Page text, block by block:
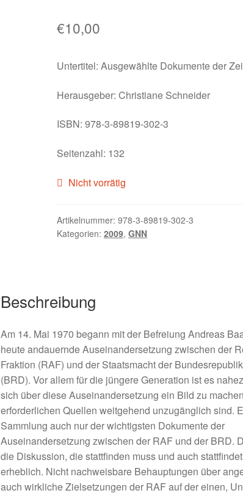
€10,00
Untertitel:Ausgewählte Dokumente der
Herausgeber: Christiane Schneider
ISBN: 978-3-89819-302-3
Seitenzahl: 132
Nicht vorrätig
Artikelnummer:978-3-89819-302-3
Kategorien:2009,GNN
Beschreibung
Am 14. Mai 1970 begann mit der Befreiung Andreas
heute andauernde Auseinandersetzung zwischen der
Fraktion (RAF) und der Staatsmacht der
(BRD). Vor allem für die jüngere Generation ist es
sich über diese Auseinandersetzung ein Bild zu
erforderlichen Quellen weitgehend unzugänglich sind.
Sammlung auch nur der wichtigsten Dokumente der
Auseinandersetzung zwischen der RAF und der BRD.
die Diskussion, die stattfinden muss und auch
erheblich. Nicht nachweisbare Behauptungen über
auch wirkliche Zielsetzungen der RAF auf der einen,